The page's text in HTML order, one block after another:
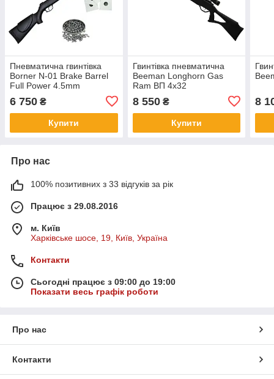
Пневматична гвинтівка
Borner N-01 Brake Barrel
Full Power 4.5mm
6 750 ₴
Купити
Гвинтівка пневматична
Beeman Longhorn Gas
Ram ВП 4x32
8 550₴
Купити
8
Про нас
100% позитивних з 33 відгуків за рік
Працює з 29.08.2016
м. Київ
Харківське шосе, 19, Київ, Україна
Контакти
Сьогодні працює з 09:00 до 19:00
Показати весь графік роботи
Про нас
Контакти